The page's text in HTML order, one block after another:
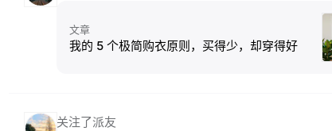
文章
我的 5 个极简购衣原则，买得少，却穿得好
关注了派友